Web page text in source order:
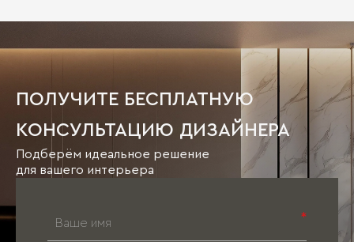
ПОЛУЧИТЕ БЕСПЛАТНУЮ
КОНСУЛЬТАЦИЮ ДИЗАЙНЕРА
Подберём идеальное решение
для вашего интерьера
*